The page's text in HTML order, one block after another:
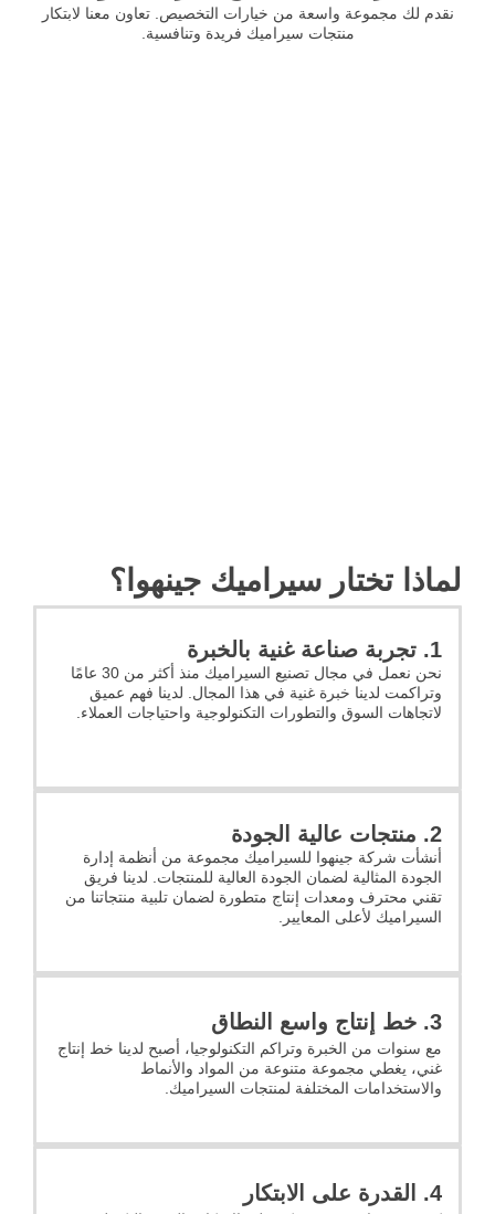
نقدم لك مجموعة واسعة من خيارات التخصيص. تعاون معنا لابتكار
منتجات سيراميك فريدة وتنافسية.
لماذا تختار سيراميك جينهوا؟
1. تجربة صناعة غنية بالخبرة
نحن نعمل في مجال تصنيع السيراميك منذ أكثر من 30 عامًا
وتراكمت لدينا خبرة غنية في هذا المجال. لدينا فهم عميق
لاتجاهات السوق والتطورات التكنولوجية واحتياجات العملاء.
2. منتجات عالية الجودة
أنشأت شركة جينهوا للسيراميك مجموعة من أنظمة إدارة
الجودة المثالية لضمان الجودة العالية للمنتجات. لدينا فريق
تقني محترف ومعدات إنتاج متطورة لضمان تلبية منتجاتنا من
السيراميك لأعلى المعايير.
3. خط إنتاج واسع النطاق
مع سنوات من الخبرة وتراكم التكنولوجيا، أصبح لدينا خط إنتاج
غني، يغطي مجموعة متنوعة من المواد والأنماط
والاستخدامات المختلفة لمنتجات السيراميك.
4. القدرة على الابتكار